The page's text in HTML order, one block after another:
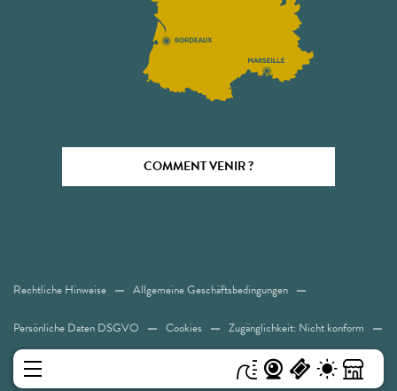
COMMENT VENIR ?
Rechtliche Hinweise Allgemeine Geschäftsbedingungen
Persönliche Daten DSGVO Cookies Zugänglichkeit: Nicht konform
Sitemap